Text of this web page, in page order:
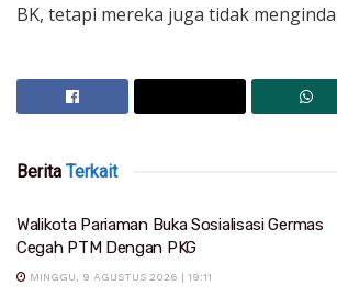
BK, tetapi mereka juga tidak
Berita Terkait
Walikota Pariaman Buka Sosialisasi Germas
Cegah PTM Dengan PKG
MINGGU, 9 AGUSTUS 2026 | 19:11